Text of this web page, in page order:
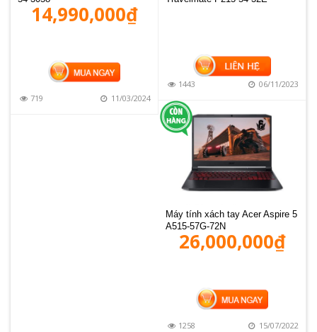
14,990,000₫
MUA HÀNG
719 11/03/2024
1443 06/11/2023
Máy tính xách tay Acer Aspire 5
A515-57G-72N
26,000,000₫
MUA HÀNG
1258 15/07/2022